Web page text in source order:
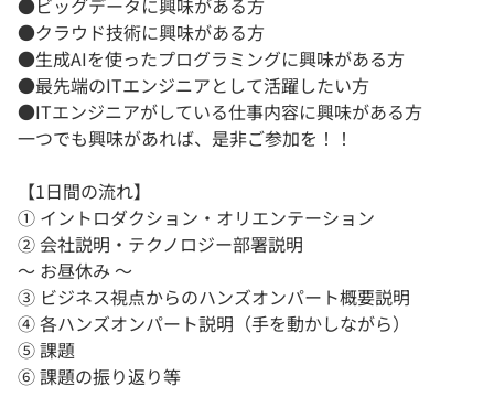
●ビッグデータに興味がある方
●クラウド技術に興味がある方
●生成AIを使ったプログラミングに興味がある方
●最先端のITエンジニアとして活躍したい方
●ITエンジニアがしている仕事内容に興味がある方
一つでも興味があれば、是非ご参加を！！
【1日間の流れ】
① イントロダクション・オリエンテーション
② 会社説明・テクノロジー部署説明
～ お昼休み ～
③ ビジネス視点からのハンズオンパート概要説明
④ 各ハンズオンパート説明（手を動かしながら）
⑤ 課題
⑥ 課題の振り返り等